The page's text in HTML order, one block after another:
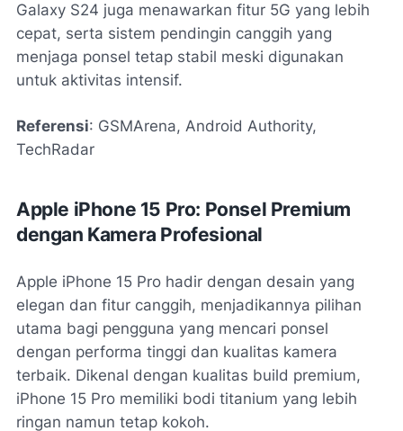
Galaxy S24 juga menawarkan fitur 5G yang lebih
cepat, serta sistem pendingin canggih yang
menjaga ponsel tetap stabil meski digunakan
untuk aktivitas intensif.
Referensi: GSMArena, Android Authority,
TechRadar
Apple iPhone 15 Pro: Ponsel Premium
dengan Kamera Profesional
Apple iPhone 15 Pro hadir dengan desain yang
elegan dan fitur canggih, menjadikannya pilihan
utama bagi pengguna yang mencari ponsel
dengan performa tinggi dan kualitas kamera
terbaik. Dikenal dengan kualitas build premium,
iPhone 15 Pro memiliki bodi titanium yang lebih
ringan namun tetap kokoh.